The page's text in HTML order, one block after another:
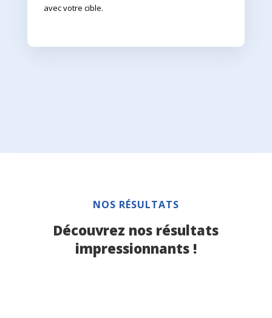
avec votre cible.
NOS RÉSULTATS
Découvrez nos résultats
impressionnants !